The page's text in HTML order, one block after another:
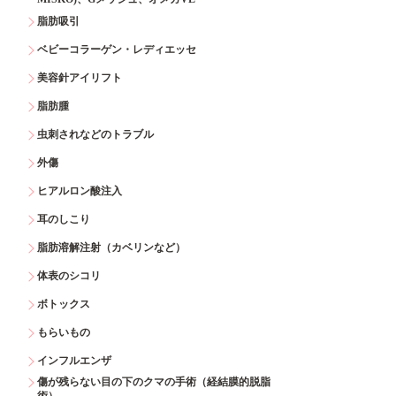
脂肪吸引
ベビーコラーゲン・レディエッセ
美容針アイリフト
脂肪腫
虫刺されなどのトラブル
外傷
ヒアルロン酸注入
耳のしこり
脂肪溶解注射（カベリンなど）
体表のシコリ
ボトックス
もらいもの
インフルエンザ
傷が残らない目の下のクマの手術（経結膜的脱脂